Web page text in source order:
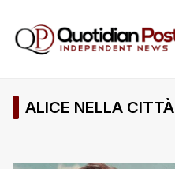
ALICE NELLA CITTÀ